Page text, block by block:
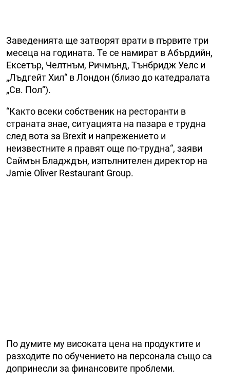
Заведенията ще затворят врати в първите три
месеца на годината. Те се намират в Абърдийн,
Ексетър, Челтнъм, Ричмънд, Тънбридж Уелс и
„Лъдгейт Хил“ в Лондон (близо до катедралата
„Св. Пол“).
“Както всеки собственик на ресторанти в
страната знае, ситуацията на пазара е трудна
след вота за Brexit и напрежението и
неизвестните я правят още по-трудна“, заяви
Саймън Бладждън, изпълнителен директор на
Jamie Oliver Restaurant Group.
По думите му високата цена на продуктите и
разходите по обучението на персонала също са
допринесли за финансовите проблеми.